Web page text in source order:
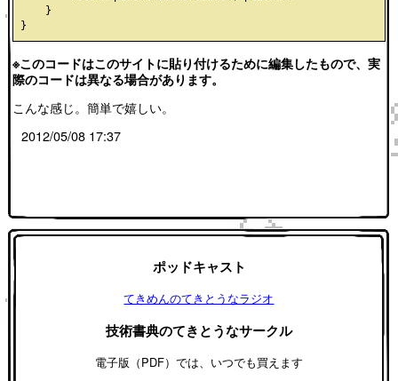
※このコードはこのサイトに貼り付けるために編集したもので、実
際のコードは異なる場合があります。
こんな感じ。簡単で嬉しい。
2012/05/08 17:37
ポッドキャスト
てきめんのてきとうなラジオ
技術書典のてきとうなサークル
電子版（PDF）では、いつでも買えます